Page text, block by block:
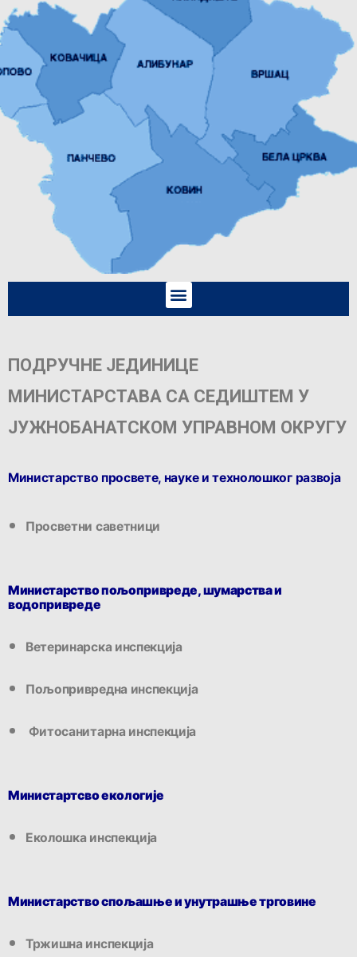
ПОДРУЧНЕ ЈЕДИНИЦЕ
МИНИСТАРСТАВА СА СЕДИШТЕМ У
ЈУЖНОБАНАТСКОМ УПРАВНОМ ОКРУГУ
Министарство просвете, науке и технолошког развоја
Просветни саветници
Министарство пољопривреде, шумарства и
водопривреде
Ветеринарска инспекција
Пољопривредна инспекција
Фитосанитарна инспекцијa
Министартсво екологије
Еколошка инспекција
Министарство спољашње и унутрашње трговине
Тржишна инспекција